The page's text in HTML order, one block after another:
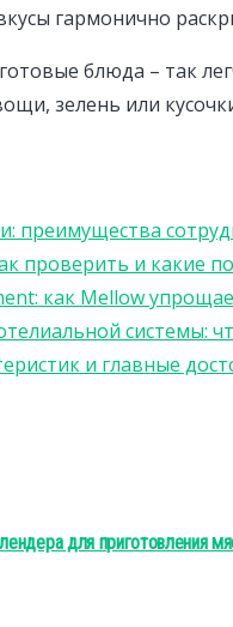
гармонично
блюда – так
зелень или
преимущества
проверить и какие
как Mellow
системы:
и главные
для приготовления